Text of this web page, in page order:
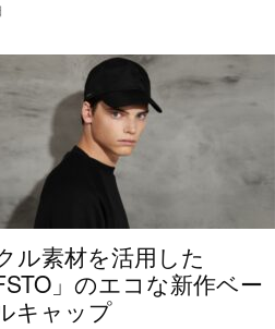
ル素材を活用した
」のエコな新作ベー
キャップ